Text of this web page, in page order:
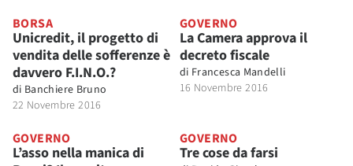
BORSA
Unicredit, il progetto di
vendita delle sofferenze è
davvero F.I.N.O.?
di Banchiere Bruno
22 Novembre 2016
GOVERNO
La Camera approva il
decreto fiscale
di Francesca Mandelli
16 Novembre 2016
GOVERNO
L’asso nella manica di
GOVERNO
Tre cose da farsi